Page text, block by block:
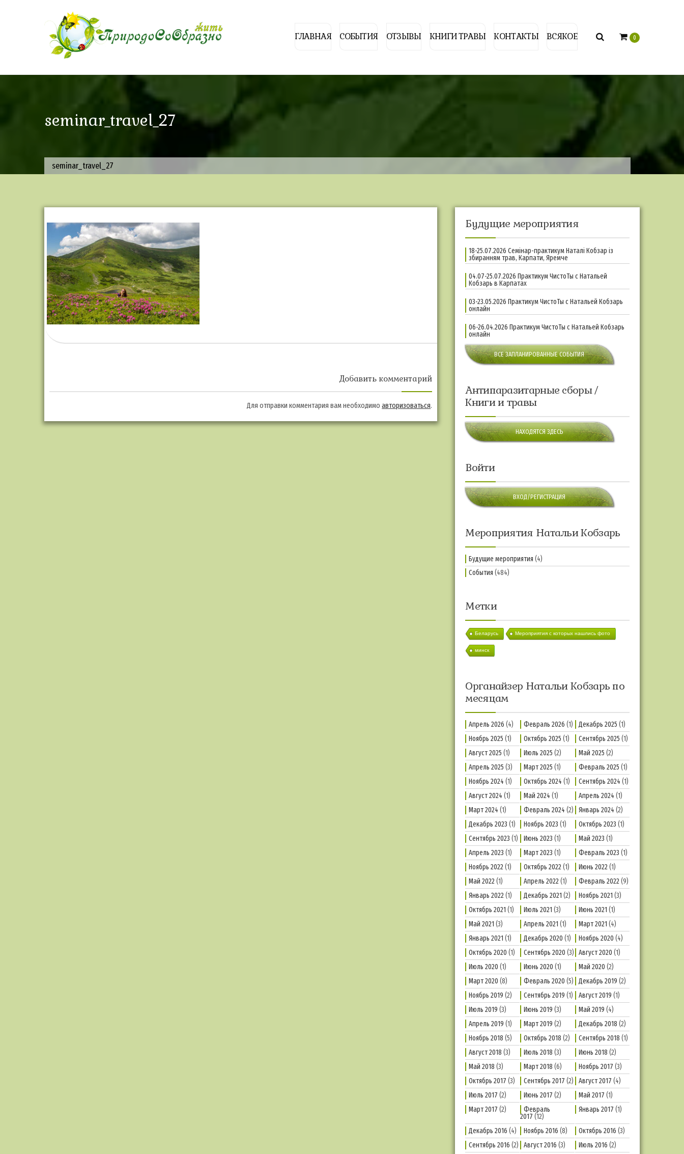
ГЛАВНАЯ СОБЫТИЯ ОТЗЫВЫ КНИГИ ТРАВЫ КОНТАКТЫ ВСЯКОЕ 0
seminar_travel_27
seminar_travel_27
Добавить комментарий
Для отправки комментария вам необходимоавторизоваться.
Будущие мероприятия
18-25.07.2026 Семінар-практикум Наталі Кобзар із
збиранням трав, Карпати, Яремче
04.07-25.07.2026 Практикум ЧистоТы с Натальей
Кобзарь в Карпатах
03-23.05.2026 Практикум ЧистоТы с Натальей Кобзарь
онлайн
06-26.04.2026 Практикум ЧистоТы с Натальей Кобзарь
онлайн
ВСЕ ЗАПЛАНИРОВАННЫЕ СОБЫТИЯ
Антипаразитарные сборы /
Книги и травы
НАХОДЯТСЯ ЗДЕСЬ
Войти
ВХОД/РЕГИСТРАЦИЯ
Мероприятия Натальи Кобзарь
Будущие мероприятия (4)
События (484)
Метки
Беларусь Мероприятия с которых нашлись фото
минск
Органайзер Натальи Кобзарь по
месяцам
Апрель 2026 (4) Февраль 2026 (1) Декабрь 2025 (1)
Ноябрь 2025 (1) Октябрь 2025 (1) Сентябрь 2025 (1)
Август 2025 (1) Июль 2025 (2) Май 2025 (2)
Апрель 2025 (3) Март 2025 (1) Февраль 2025 (1)
Ноябрь 2024 (1) Октябрь 2024 (1) Сентябрь 2024 (1)
Август 2024 (1) Май 2024 (1) Апрель 2024 (1)
Март 2024 (1) Февраль 2024 (2) Январь 2024 (2)
Декабрь 2023 (1) Ноябрь 2023 (1) Октябрь 2023 (1)
Сентябрь 2023 (1) Июнь 2023 (1) Май 2023 (1)
Апрель 2023 (1) Март 2023 (1) Февраль 2023 (1)
Ноябрь 2022(1) Октябрь 2022(1) Июнь 2022(1)
Май 2022(1) Апрель 2022(1) Февраль 2022(9)
Январь 2022(1) Декабрь 2021 (2) Ноябрь 2021 (3)
Октябрь 2021 (1) Июль 2021 (3) Июнь 2021 (1)
Май 2021 (3) Апрель 2021 (1) Март 2021 (4)
Январь 2021 (1) Декабрь 2020 (1) Ноябрь 2020 (4)
Октябрь 2020 (1) Сентябрь 2020 (3) Август 2020 (1)
Июль 2020 (1) Июнь 2020 (1) Май 2020 (2)
Март 2020 (8) Февраль 2020 (5) Декабрь 2019 (2)
Ноябрь 2019 (2) Сентябрь 2019 (1) Август 2019 (1)
Июль 2019 (3) Июнь 2019 (3) Май 2019 (4)
Апрель 2019 (1) Март 2019 (2) Декабрь 2018 (2)
Ноябрь 2018 (5) Октябрь 2018 (2) Сентябрь 2018 (1)
Август 2018 (3) Июль 2018 (3) Июнь 2018 (2)
Май 2018 (3) Март 2018 (6) Ноябрь 2017 (3)
Октябрь 2017 (3) Сентябрь 2017 (2) Август 2017 (4)
Июль 2017 (2) Июнь 2017 (2) Май 2017 (1)
Март 2017 (2)
Февраль
2017 (12)
Январь 2017 (1)
Декабрь 2016 (4) Ноябрь 2016 (8) Октябрь 2016 (3)
Сентябрь 2016 (2) Август 2016 (3) Июль 2016 (2)